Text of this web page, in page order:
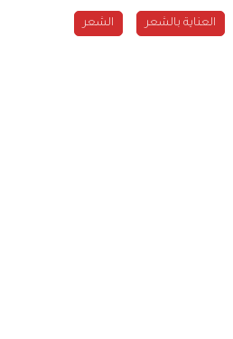
العناية بالشعر الشعر